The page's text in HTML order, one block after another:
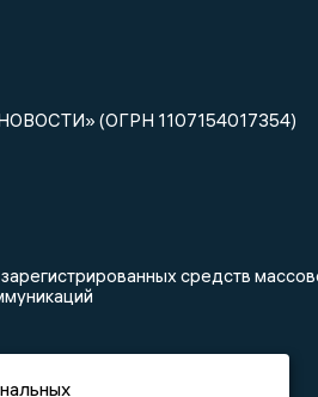
НОВОСТИ» (ОГРН 1107154017354)
средств